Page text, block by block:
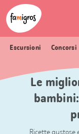
Navigazione
segnalibri
Header
Logo
Escursioni Concorsi
Le
Ricette gustose